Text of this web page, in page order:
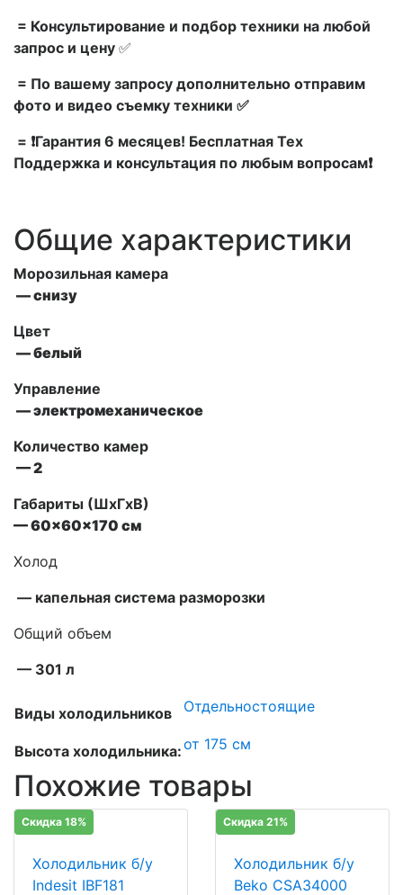
= Консультирование и подбор техники на любой
запрос и цену ✅
= По вашему запросу дополнительно отправим
фото и видео съемку техники ✅
= ❗Гарантия 6 месяцев! Бесплатная Тех
Поддержка и консультация по любым вопросам❗
Общие характеристики
Морозильная камера
— снизу
Цвет
— белый
Управление
—электромеханическое
Количество камер
— 2
Габариты (ШxГxВ)
—60x60x170 см
Холод
— капельная система разморозки
Общий объем
— 301 л
Виды холодильников Отдельностоящие
Высота холодильника:от 175 см
Похожие товары
Скидка 18%
Холодильник б/у
Indesit IBF181
Скидка 21%
Холодильник б/у
Beko CSA34000